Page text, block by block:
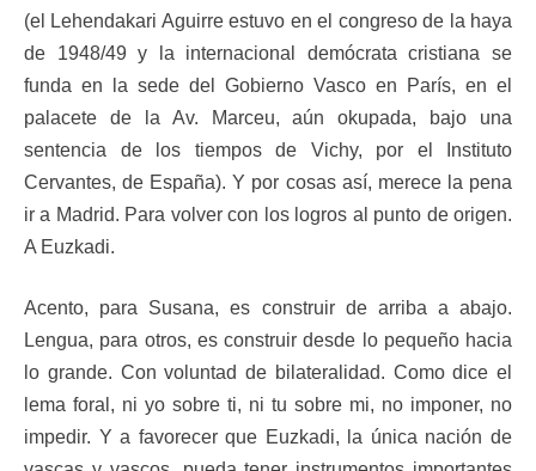
(el Lehendakari Aguirre estuvo en el congreso de la haya
de 1948/49 y la internacional demócrata cristiana se
funda en la sede del Gobierno Vasco en París, en el
palacete de la Av. Marceu, aún okupada, bajo una
sentencia de los tiempos de Vichy, por el Instituto
Cervantes, de España). Y por cosas así, merece la pena
ir a Madrid. Para volver con los logros al punto de origen.
A Euzkadi.
Acento, para Susana, es construir de arriba a abajo.
Lengua, para otros, es construir desde lo pequeño hacia
lo grande. Con voluntad de bilateralidad. Como dice el
lema foral, ni yo sobre ti, ni tu sobre mi, no imponer, no
impedir. Y a favorecer que Euzkadi, la única nación de